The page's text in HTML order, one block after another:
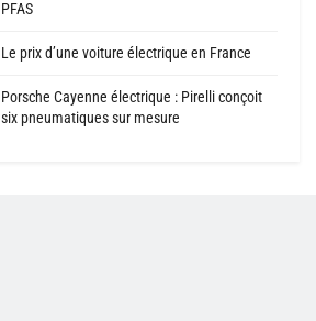
PFAS
Le prix d’une voiture électrique en France
Porsche Cayenne électrique : Pirelli conçoit
six pneumatiques sur mesure